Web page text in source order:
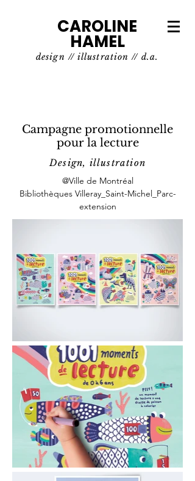
CAROLINE
HAMEL
design // illustration // d.a.
Campagne promotionnelle
pour la lecture
Design, illustration
@Ville de Montréal
Bibliothèques Villeray_Saint-Michel_Parc-
extension